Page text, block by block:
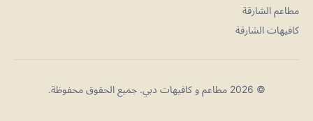
مطاعم الشارقة
كافيهات الشارقة
© 2026 مطاعم و كافيهات دبي. جميع الحقوق محفوظة.